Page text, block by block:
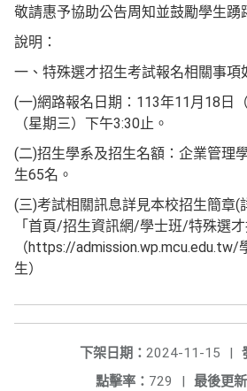
敬請惠予協助公告周知並鼓勵學生踴
說明：
一、特殊選才招生考試報名相關事項
(一)網路報名日期：113年11月18日
（星期三）下午3:30止。
(二)招生學系及招生名額：企業管理
生65名。
(三)考試相關訊息詳見本校招生簡章(
「首頁/招生資訊網/學士班/特殊選
（https://
生）
下架日期： 2024-11-15
|
最後更
點擊率： 729 |